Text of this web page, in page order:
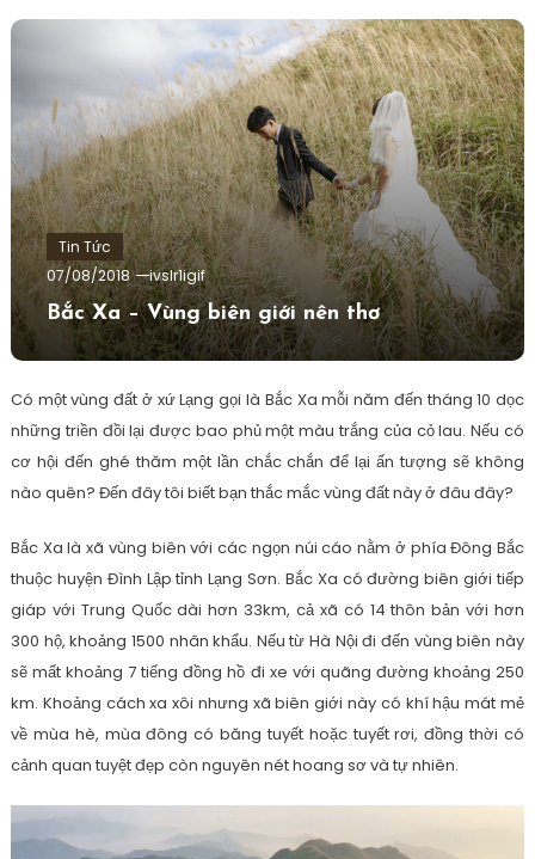
Tin Tức
07/08/2018
ivslr1igif
Bắc Xa – Vùng biên giới nên thơ
Có một vùng đất ở xứ Lạng gọi là Bắc Xa mỗi năm đến tháng 10 dọc
những triền đồi lại được bao phủ một màu trắng của cỏ lau. Nếu có
cơ hội đến ghé thăm một lần chắc chắn để lại ấn tượng sẽ không
nào quên? Đến đây tôi biết bạn thắc mắc vùng đất này ở đâu đây?
Bắc Xa là xã vùng biên với các ngọn núi cáo nằm ở phía Đông Bắc
thuộc huyện Đình Lập tỉnh Lạng Sơn. Bắc Xa có đường biên giới tiếp
giáp với Trung Quốc dài hơn 33km, cả xã có 14 thôn bản với hơn
300 hộ, khoảng 1500 nhân khẩu. Nếu từ Hà Nội đi đến vùng biên này
sẽ mất khoảng 7 tiếng đồng hồ đi xe với quãng đường khoảng 250
km. Khoảng cách xa xôi nhưng xã biên giới này có khí hậu mát mẻ
về mùa hè, mùa đông có băng tuyết hoặc tuyết rơi, đồng thời có
cảnh quan tuyệt đẹp còn nguyên nét hoang sơ và tự nhiên.